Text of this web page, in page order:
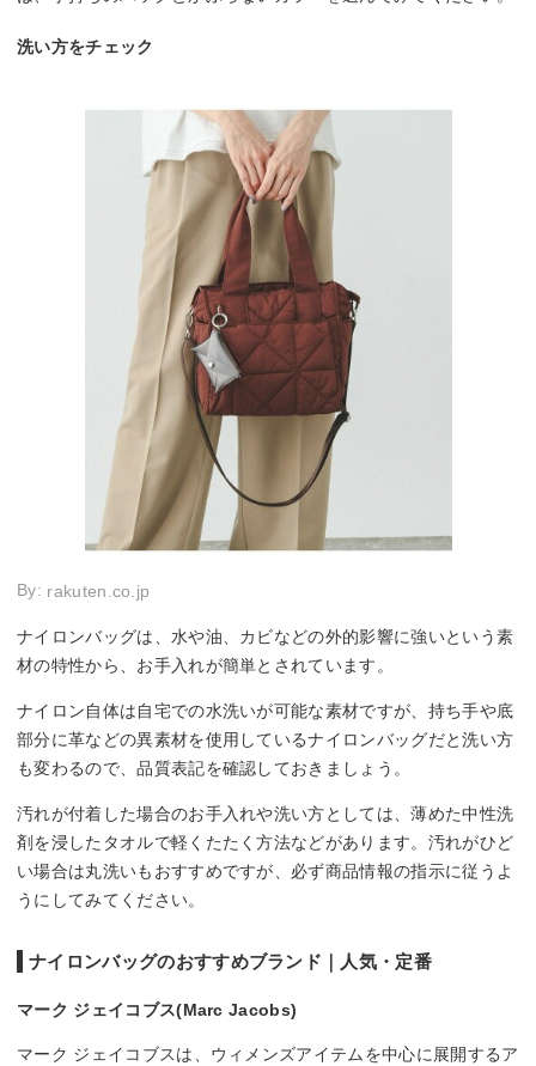
洗い方をチェック
By: rakuten.co.jp
ナイロンバッグは、水や油、カビなどの外的影響に強いという素
材の特性から、お手入れが簡単とされています。
ナイロン自体は自宅での水洗いが可能な素材ですが、持ち手や底
部分に革などの異素材を使用しているナイロンバッグだと洗い方
も変わるので、品質表記を確認しておきましょう。
汚れが付着した場合のお手入れや洗い方としては、薄めた中性洗
剤を浸したタオルで軽くたたく方法などがあります。汚れがひど
い場合は丸洗いもおすすめですが、必ず商品情報の指示に従うよ
うにしてみてください。
ナイロンバッグのおすすめブランド｜人気・定番
マーク ジェイコブス(Marc Jacobs)
マーク ジェイコブスは、ウィメンズアイテムを中心に展開するア